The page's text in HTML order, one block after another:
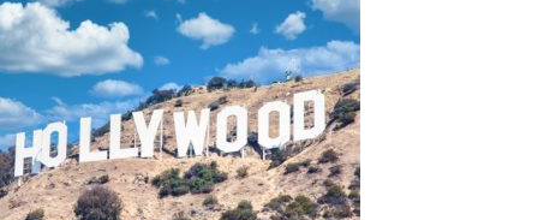
2.730,00 €.2.530,00 €.